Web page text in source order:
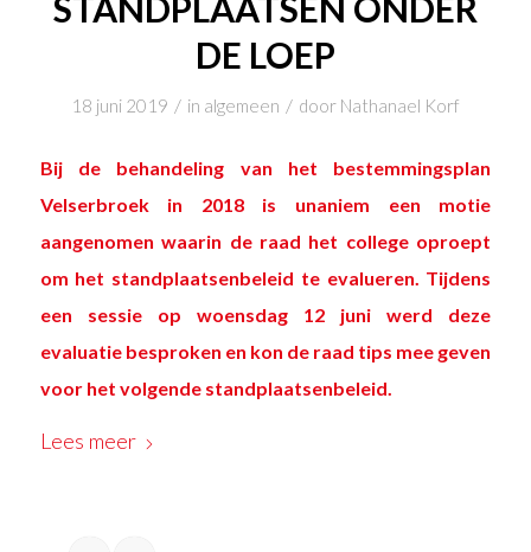
DE LOEP
18 juni 2019 / in algemeen / door Nathanael Korf
Bij de behandeling van het bestemmingsplan
Velserbroek in 2018 is unaniem een motie
aangenomen waarin de raad het college oproept
om het standplaatsenbeleid te evalueren. Tijdens
een sessie op woensdag 12 juni werd deze
evaluatie besproken en kon de raad tips mee geven
voor het volgende standplaatsenbeleid.
Lees meer